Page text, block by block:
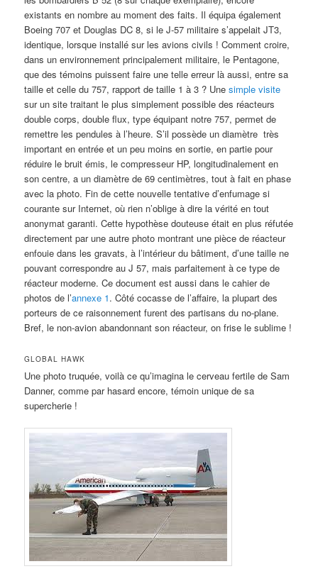
existants en nombre au moment des faits. Il équipa également
Boeing 707 et Douglas DC 8, si le J-57 militaire s’appelait JT3,
identique, lorsque installé sur les avions civils ! Comment croire,
dans un environnement principalement militaire, le Pentagone,
que des témoins puissent faire une telle erreur là aussi, entre sa
taille et celle du 757, rapport de taille 1 à 3 ? Unesimple visite
sur un site traitant le plus simplement possible des réacteurs
double corps, double flux, type équipant notre 757, permet de
remettre les pendules à l’heure. S’il possède un diamètre très
important en entrée et un peu moins en sortie, en partie pour
réduire le bruit émis, le compresseur HP, longitudinalement en
son centre, a un diamètre de 69 centimètres, tout à fait en phase
avec la photo. Fin de cette nouvelle tentative d’enfumage si
courante sur Internet, où rien n’oblige à dire la vérité en tout
anonymat garanti. Cette hypothèse douteuse était en plus réfutée
directement par une autre photo montrant une pièce de réacteur
enfouie dans les gravats, à l’intérieur du bâtiment, d’une taille ne
pouvant correspondre au J 57, mais parfaitement à ce type de
réacteur moderne. Ce document est aussi dans le cahier de
photos de l’annexe 1. Côté cocasse de l’affaire, la plupart des
porteurs de ce raisonnement furent des partisans du no-plane.
Bref, le non-avion abandonnant son réacteur, on frise le sublime !
GLOBAL HAWK
Une photo truquée, voilà ce qu’imagina le cerveau fertile de Sam
Danner, comme par hasard encore, témoin unique de sa
supercherie !